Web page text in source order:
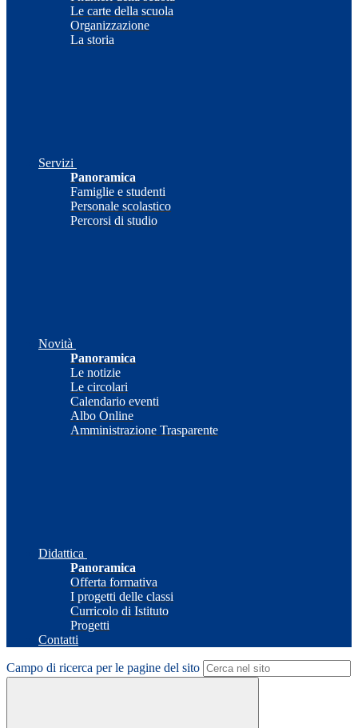
Le carte della scuola
Organizzazione
La storia
Servizi
Panoramica
Famiglie e studenti
Personale scolastico
Percorsi di studio
Novità
Panoramica
Le notizie
Le circolari
Calendario eventi
Albo Online
Amministrazione Trasparente
Didattica
Panoramica
Offerta formativa
I progetti delle classi
Curricolo di Istituto
Progetti
Contatti
Campo di ricerca per le pagine del sito